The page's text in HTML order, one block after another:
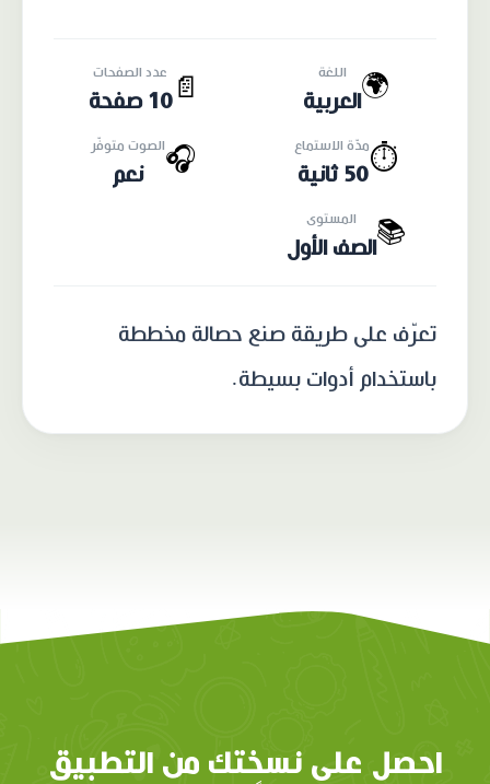
🌍 اللغة
العربية 📄
عدد الصفحات
10 صفحة
⏱️مدّة الاستماع
50 ثانية
🎧الصوت متوفّر
نعم
📚 المستوى
الصف الأول
تعرّف على طريقة صنع حصالة مخططة
باستخدام أدوات بسيطة.
احصل على نسختك من التطبيق